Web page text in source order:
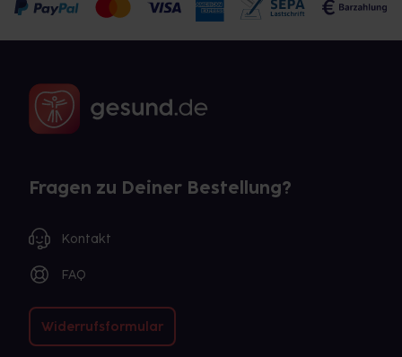
Fragen zu Deiner Bestellung?
Kontakt
FAQ
Widerrufsformular